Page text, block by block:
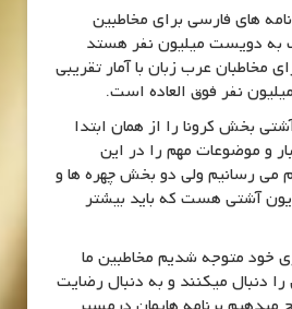
نامه های فارسی برای مخاطبین
به دویست میلیون نفر هستد
مخاطبان عرب زبان با آمار تقریبی
نفر فوق العاده است.
بخش کرونا را از همان ابتدا
و موضوعات مهم را در این
رسانیم ولی دو بخش چهره ها و
آشتی هست که باید بیشتر
خود متوجه شدیم مخاطبین ما
را دنبال میکنند و به دنبال رضایت